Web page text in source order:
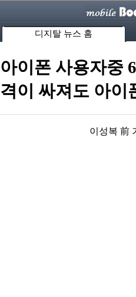
디지탈 뉴스 홈
아이폰 사용자중
격이 싸져도 아이
이성복 前